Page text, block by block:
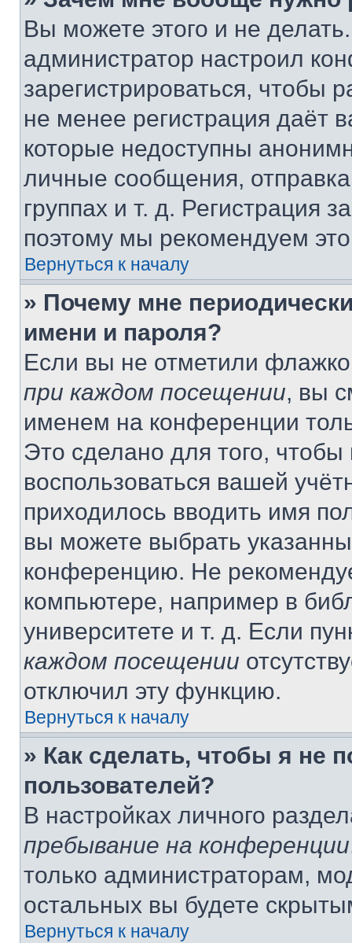
Вы можете этого и не
администратор настроил
зарегистрироваться, чтобы
не менее регистрация даёт
которые недоступны
личные сообщения,
группах и т. д. Регистрация
поэтому мы рекомендуем
Вернуться к началу
» Почему мне
имени и пароля?
Если вы не отметили
при каждом посещении, вы
именем на конференции
Это сделано для того, чтобы
воспользоваться вашей
приходилось вводить имя
вы можете выбрать
конференцию. Не
компьютере, например в
университете и т. д. Если
каждом посещении
отключил эту функцию.
Вернуться к началу
» Как сделать, чтобы я не
пользователей?
В настройках личного
пребывание на конференции
только администраторам,
остальных вы будете
Вернуться к началу